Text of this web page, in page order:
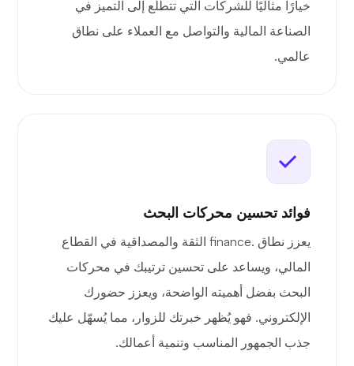
خيارًا مثاليًا للشركات التي تتطلع إلى التميز في
الصناعة المالية والتواصل مع العملاء على نطاق
عالمي.
فوائد تحسين محركات البحث
يعزز نطاق .finance الثقة والمصداقية في القطاع
المالي، ويساعد على تحسين ترتيبك في محركات
البحث بفضل أهميته الواضحة، ويعزز حضورك
الإلكتروني. فهو يُظهر خبرتك للزوار، مما يُسهّل عليك
جذب الجمهور المناسب وتنمية أعمالك.